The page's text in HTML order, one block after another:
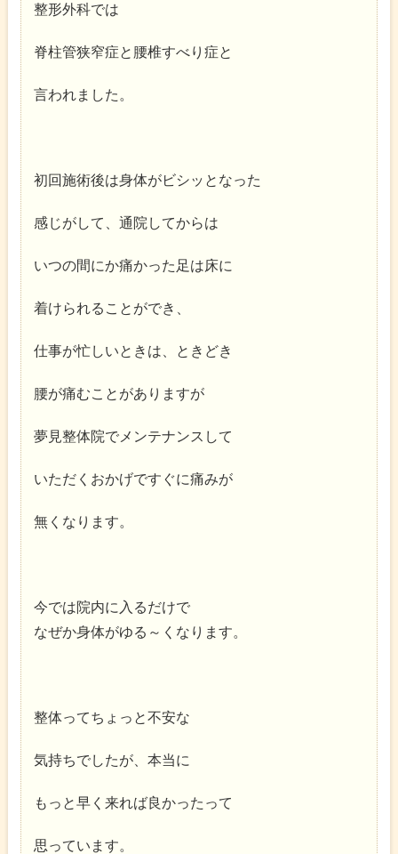
整形外科では
脊柱管狭窄症と腰椎すべり症と
言われました。
初回施術後は身体がビシッとなった
感じがして、通院してからは
いつの間にか痛かった足は床に
着けられることができ、
仕事が忙しいときは、ときどき
腰が痛むことがありますが
夢見整体院でメンテナンスして
いただくおかげですぐに痛みが
無くなります。
今では院内に入るだけで
なぜか身体がゆる～くなります。
整体ってちょっと不安な
気持ちでしたが、本当に
もっと早く来れば良かったって
思っています。